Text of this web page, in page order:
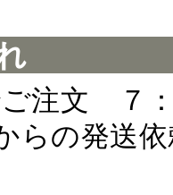
ご注文 ７
らの発送